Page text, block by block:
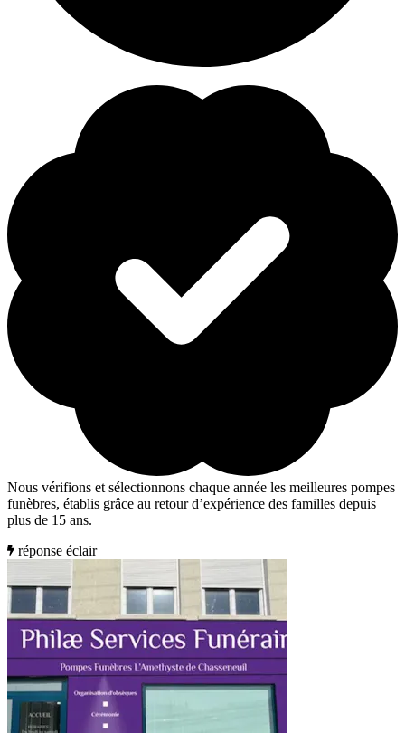
Nous vérifions et sélectionnons chaque année les meilleures pompes
funèbres, établis grâce au retour d’expérience des familles depuis
plus de 15 ans.
réponse éclair